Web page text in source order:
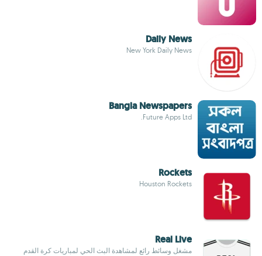
Daily News
New York Daily News
Bangla Newspapers
Future Apps Ltd.
Rockets
Houston Rockets
Real Live
مشغل وسائط رائع لمشاهدة البث الحي لمباريات كرة القدم